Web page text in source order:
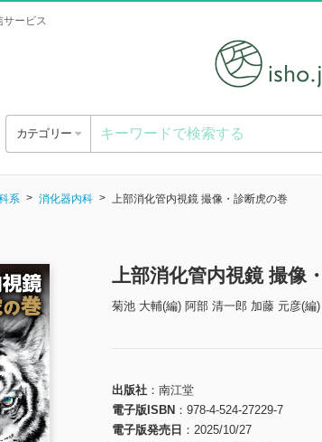
サービス
カテゴリー
系 消化器内科 上部消化管内視鏡 撮像・診断虎の巻
上部消化管内視鏡 撮像
菊池 大輔(編) 阿部 清一郎 加藤 元彦(
出版社
南江堂
電子版ISBN
978-4-524-27229-7
電子版発売日
2025/10/27